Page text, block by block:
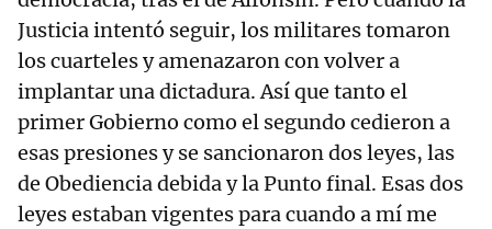
Justicia intentó seguir, los militares tomaron
los cuarteles y amenazaron con volver a
implantar una dictadura. Así que tanto el
primer Gobierno como el segundo cedieron a
esas presiones y se sancionaron dos leyes, las
de Obediencia debida y la Punto final. Esas dos
leyes estaban vigentes para cuando a mí me